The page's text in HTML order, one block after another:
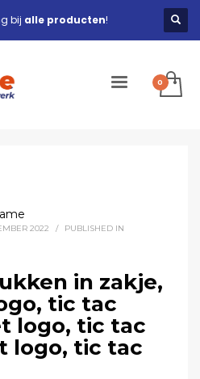
bij alle producten!
2022 / PUBLISHED IN
in zakje,
tic tac
logo, tic tac
logo, tic tac